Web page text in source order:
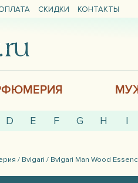
СКИДКИ КОНТАКТЫ
D E F G H I
/ Bvlgari / Bvlgari Man Wood